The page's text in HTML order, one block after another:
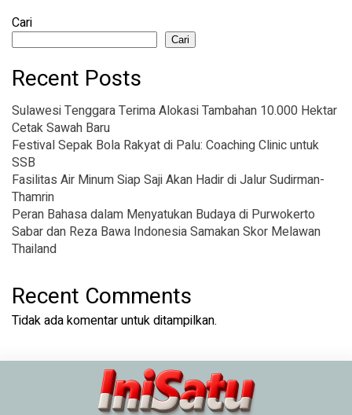
Cari
Cari
Recent Posts
Sulawesi Tenggara Terima Alokasi Tambahan 10.000 Hektar
Cetak Sawah Baru
Festival Sepak Bola Rakyat di Palu: Coaching Clinic untuk
SSB
Fasilitas Air Minum Siap Saji Akan Hadir di Jalur Sudirman-
Thamrin
Peran Bahasa dalam Menyatukan Budaya di Purwokerto
Sabar dan Reza Bawa Indonesia Samakan Skor Melawan
Thailand
Recent Comments
Tidak ada komentar untuk ditampilkan.